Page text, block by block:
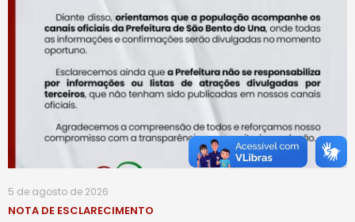
5 de agosto de 2026
NOTA DE ESCLARECIMENTO